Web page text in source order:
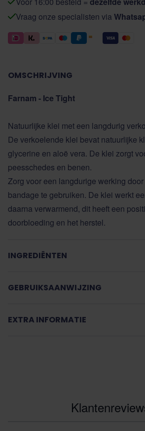
Vraag onze specialisten via
OMSCHRIJVING
Farnam - Ice Tight
Natuurlijke klei met een langdurig
De verkoelende klei bevat natuurlijke
glycerine en aloë vera. De klei zorgt
peesschedes en benen.
Zorg voor een langdurige werking
bandage te gebruiken. De klei werkt
daarna verwarmend, dit heeft een
doorbloeding en het herstel.
INGREDIËNTEN
GEBRUIKSAANWIJZING
EXTRA INFORMATIE